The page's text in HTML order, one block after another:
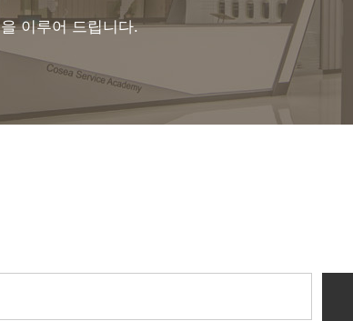
이루어 드립니다.